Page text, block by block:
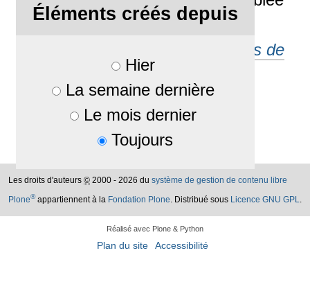
Éléments créés depuis
Hier
La semaine dernière
Le mois dernier
Toujours
générale de 2016.
Compte rendus de
réunions
Les droits d'auteurs © 2000 - 2026 du système de gestion de contenu libre
Plone®appartiennent à la Fondation Plone. Distribué sous Licence GNU GPL.
Réalisé avec Plone & Python
Plan du site Accessibilité